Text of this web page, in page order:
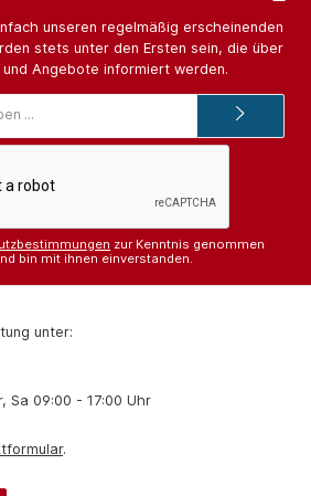
unseren regelmäßig erscheinenden
stets unter den Ersten sein, die über
Angebote informiert werden.
Mail-
zur Kenntnis genommen
bin mit ihnen einverstanden.
unter:
Sa 09:00 - 17:00 Uhr
.